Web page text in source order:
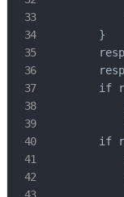
        }
if
if